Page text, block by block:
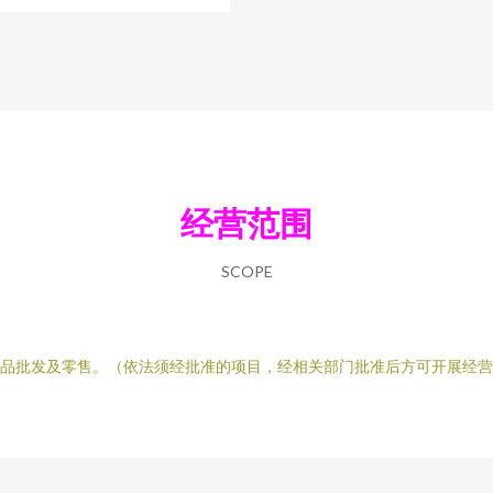
经营范围
SCOPE
批发及零售。（依法须经批准的项目，经相关部门批准后方可开展经